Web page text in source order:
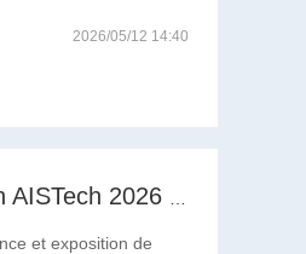
2026/05/12 14:40
et exposition de